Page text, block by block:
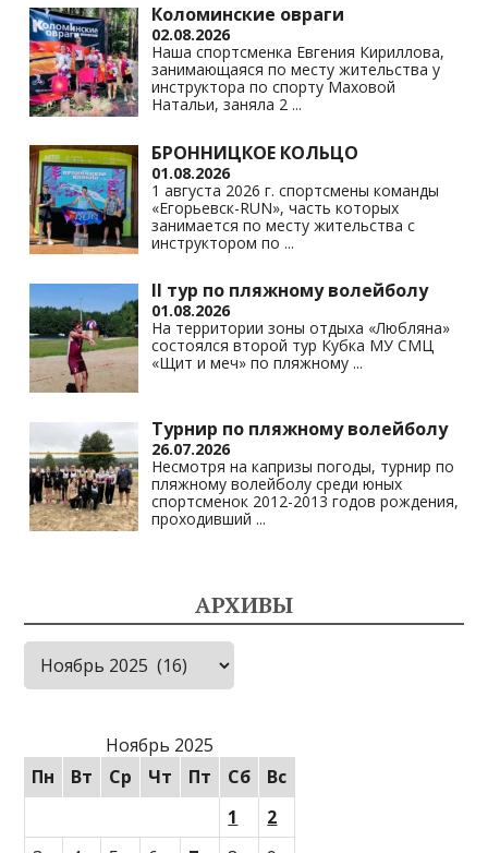
Коломинские овраги
02.08.2026
Наша спортсменка Евгения Кириллова,
занимающаяся по месту жительства у
инструктора по спорту Маховой
Натальи, заняла 2 ...
БРОННИЦКОЕ КОЛЬЦО
01.08.2026
1 августа 2026 г. спортсмены команды
«Егорьевск-RUN», часть которых
занимается по месту жительства с
инструктором по ...
II тур по пляжному волейболу
01.08.2026
На территории зоны отдыха «Любляна»
состоялся второй тур Кубка МУ СМЦ
«Щит и меч» по пляжному ...
Турнир по пляжному волейболу
26.07.2026
Несмотря на капризы погоды, турнир по
пляжному волейболу среди юных
спортсменок 2012-2013 годов рождения,
проходивший ...
АРХИВЫ
Архивы
Ноябрь 2025
Пн
Вт Ср Чт Пт Сб
Вс
1
2